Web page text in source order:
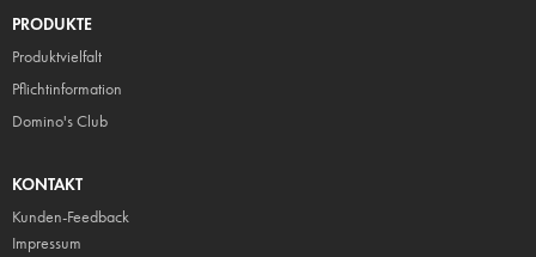
PRODUKTE
Produktvielfalt
Pflichtinformation
Domino's Club
KONTAKT
Kunden-Feedback
Impressum